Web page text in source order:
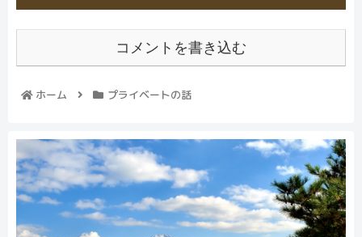
コメントを書き込む
ホーム プライベートの話